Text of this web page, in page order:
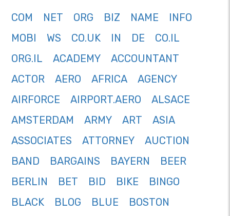
COM NET ORG BIZ NAME
INFO
MOBI
WS CO.UK IN DE
CO.IL
ORG.IL
ACADEMY
ACCOUNTANT
ACTOR
AERO AFRICA
AGENCY
AIRFORCE
AIRPORT.AERO
ALSACE
AMSTERDAM
ARMY ART
ASIA
ASSOCIATES
ATTORNEY
AUCTION
BAND
BARGAINS BAYERN
BEER
BERLIN
BET BID BIKE
BINGO
BLACK
BLOG BLUE
BOSTON